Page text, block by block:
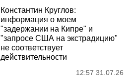
Константин Круглов:
информация о моем
"задержании на Кипре" и
"запросе США на экстрадицию"
не соответствует
действительности
12:57 31.07.26